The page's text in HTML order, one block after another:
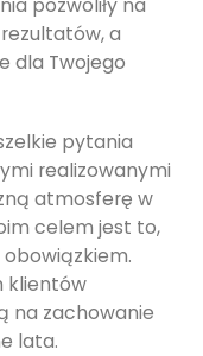
pozwoliły na
a
dla Twojego
pytania
realizowanymi
atmosferę w
celem jest to,
klientów
na zachowanie
lata.